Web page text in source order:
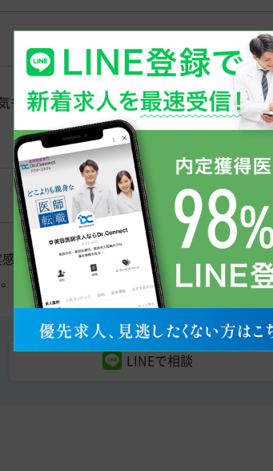
良く、スタッフとのコミュニケーションを
される患者様も多いクリニックですので、
LINEで相談